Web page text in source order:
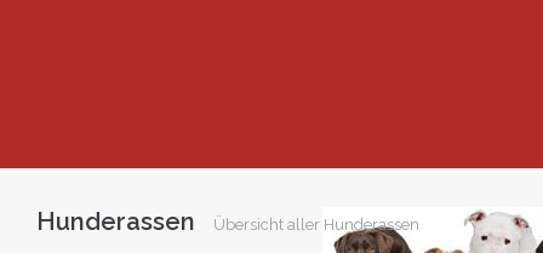
Hunderassen Übersicht aller Hunderassen